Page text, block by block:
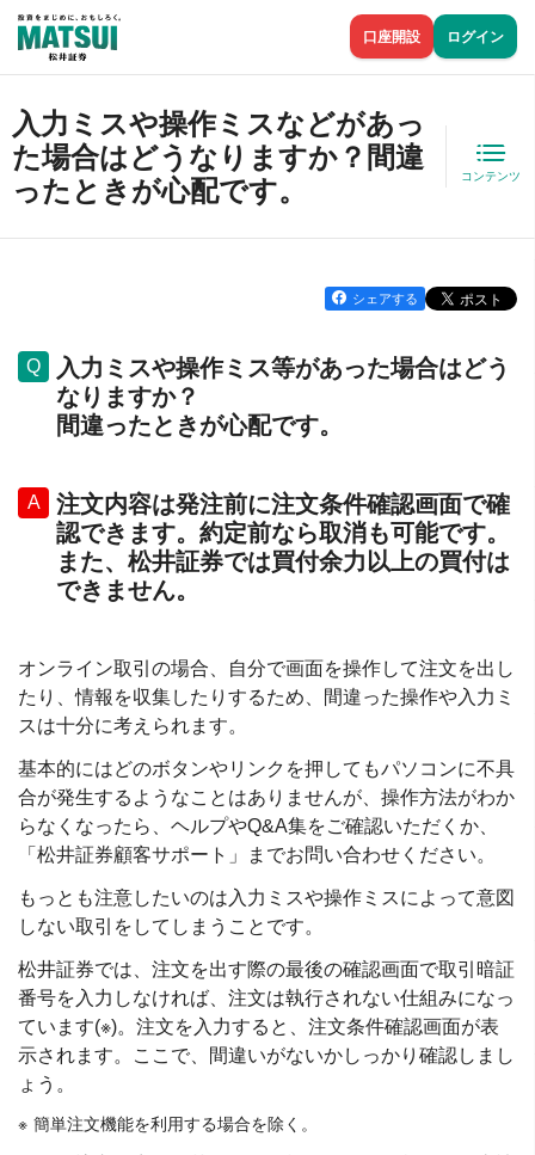
口座開設 ログイン
入力ミスや操作ミスなどがあっ
た場合はどうなりますか？間違
ったときが心配です。
コンテンツ
シェアする
入力ミスや操作ミス等があった場合はどう
なりますか？
間違ったときが心配です。
注文内容は発注前に注文条件確認画面で確
認できます。約定前なら取消も可能です。
また、松井証券では買付余力以上の買付は
できません。
オンライン取引の場合、自分で画面を操作して注文を出し
たり、情報を収集したりするため、間違った操作や入力ミ
スは十分に考えられます。
基本的にはどのボタンやリンクを押してもパソコンに不具
合が発生するようなことはありませんが、操作方法がわか
らなくなったら、ヘルプやQ&A集をご確認いただくか、
「松井証券顧客サポート」までお問い合わせください。
もっとも注意したいのは入力ミスや操作ミスによって意図
しない取引をしてしまうことです。
松井証券では、注文を出す際の最後の確認画面で取引暗証
番号を入力しなければ、注文は執行されない仕組みになっ
ています(※)。注文を入力すると、注文条件確認画面が表
示されます。ここで、間違いがないかしっかり確認しまし
ょう。
簡単注文機能を利用する場合を除く。